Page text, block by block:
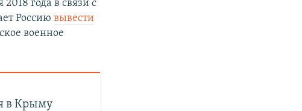
года в связи с
Россиювывести
военное
в Крыму